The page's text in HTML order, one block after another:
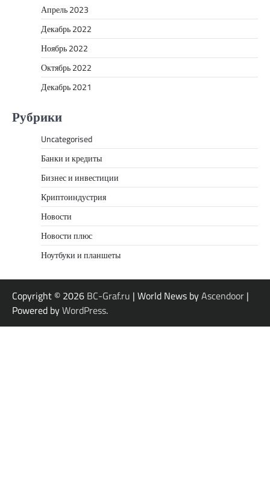
Апрель 2023
Декабрь 2022
Ноябрь 2022
Октябрь 2022
Декабрь 2021
Рубрики
Uncategorised
Банки и кредиты
Бизнес и инвестиции
Криптоиндустрия
Новости
Новости плюс
Ноутбуки и планшеты
Copyright © 2026 BC-Graf.ru | World News byAscendoor |
Powered byWordPress.